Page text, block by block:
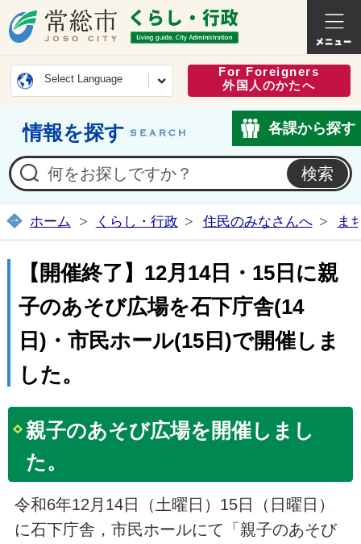
常総市公式ホームページ
くらし
Select Language
For Foreigners
外国人のかたへ
情報を探す 各課から探す
ホーム くらし・行政 住民のみなさんへ ま
【開催終了】12月14日・15日に親
子のあそび広場を石下庁舎(14
日)・市民ホール(15日)で開催しま
した。
親子のあそび広場を開催しまし
た。
令和6年12月14日（土曜日）15日（日曜日）
に石下庁舎，市民ホールにて「親子のあそび